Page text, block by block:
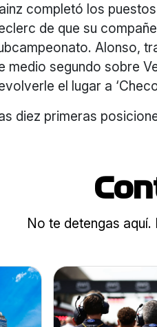
completó los
de que su
Alonso,
medio segundo sobre
el lugar a
diez primeras
No te detengas